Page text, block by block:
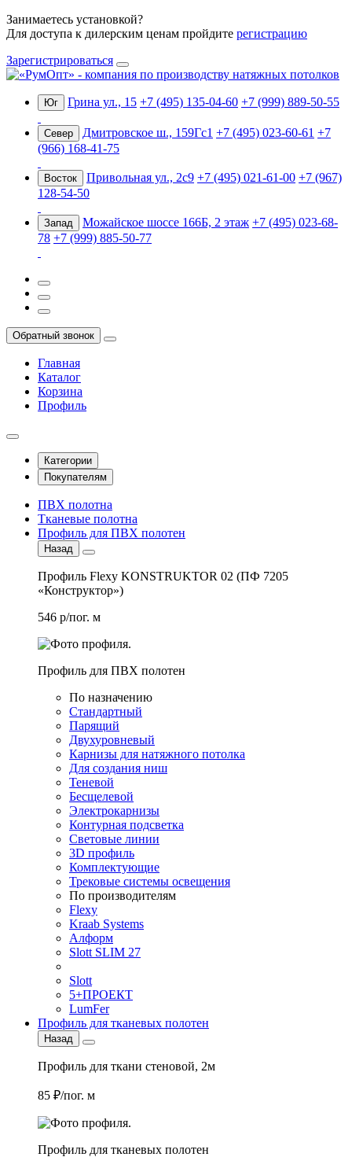
Занимаетесь установкой?
Для доступа к дилерским ценам пройдите регистрацию
Зарегистрироваться
Юг Грина ул., 15 +7 (495) 135-04-60 +7 (999) 889-50-55
Север Дмитровское ш., 159Гс1 +7 (495) 023-60-61 +7
(966) 168-41-75
Восток Привольная ул., 2с9 +7 (495) 021-61-00 +7 (967)
128-54-50
Запад Можайское шоссе 166Б, 2 этаж +7 (495) 023-68-
78 +7 (999) 885-50-77
Обратный звонок
Главная
Каталог
Корзина
Профиль
Категории
Покупателям
ПВХ полотна
Тканевые полотна
Профиль для ПВХ полотен
Назад
Профиль Flexy KONSTRUKTOR 02 (ПФ 7205
«Конструктор»)
546 р/пог. м
Профиль для ПВХ полотен
По назначению
Стандартный
Парящий
Двухуровневый
Карнизы для натяжного потолка
Для создания ниш
Теневой
Бесщелевой
Электрокарнизы
Контурная подсветка
Световые линии
3D профиль
Комплектующие
Трековые системы освещения
По производителям
Flexy
Kraab Systems
Алформ
Slott SLIM 27
Slott
5+ПРОЕКТ
LumFer
Профиль для тканевых полотен
Назад
Профиль для ткани стеновой, 2м
85 ₽/пог. м
Профиль для тканевых полотен